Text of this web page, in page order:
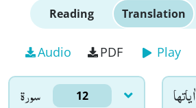
Reading Translation
Audio PDF Play
سورۃ 12 اٰياتها